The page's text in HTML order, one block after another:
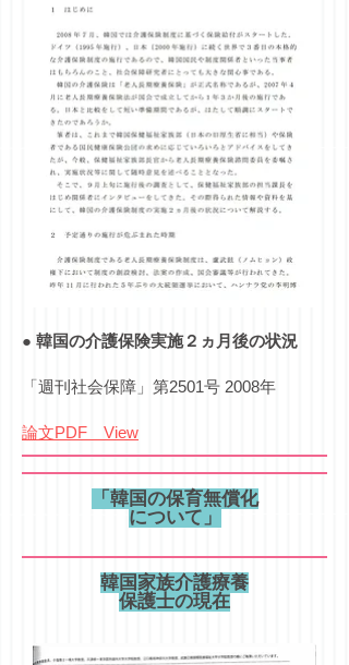
● 韓国の介護保険実施２ヵ月後の状況
「週刊社会保障」第2501号 2008年
論文PDF View
「韓国の保育無償化
について 」
韓国家族介護療養
保護士の現在